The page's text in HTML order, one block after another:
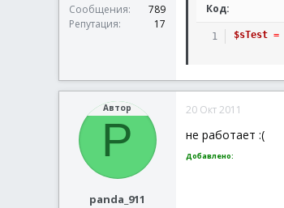
Сообщения
789
Репутация
17
Код:
$sTest =
Автор
P
panda_911
20 Окт 2011
не работает :(
Добавлено: